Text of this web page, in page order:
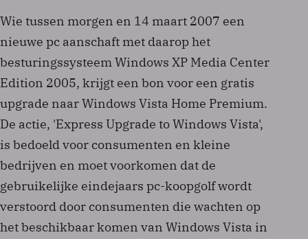
Wie tussen morgen en 14 maart 2007 een
nieuwe pc aanschaft met daarop het
besturingssysteem Windows XP Media Center
Edition 2005, krijgt een bon voor een gratis
upgrade naar Windows Vista Home Premium.
De actie, 'Express Upgrade to Windows Vista',
is bedoeld voor consumenten en kleine
bedrijven en moet voorkomen dat de
gebruikelijke eindejaars pc-koopgolf wordt
verstoord door consumenten die wachten op
het beschikbaar komen van Windows Vista in